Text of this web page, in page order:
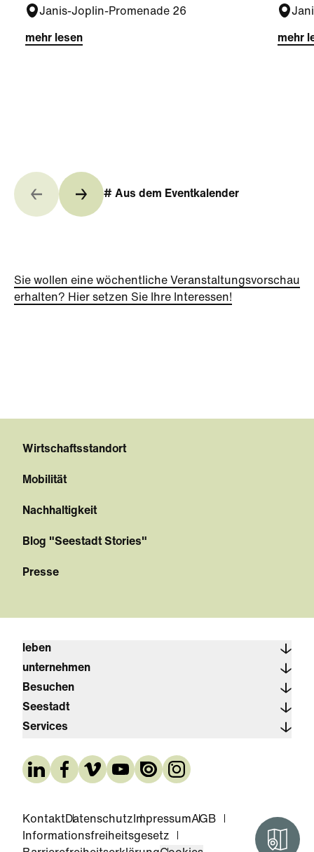
Janis-Joplin-Promenade 26
mehr lesen mehr
# Aus dem Eventkalender
Sie wollen eine wöchentliche Veranstaltungsvorschau
erhalten? Hier setzen Sie Ihre Interessen!
Wirtschaftsstandort
Mobilität
Nachhaltigkeit
Blog "Seestadt Stories"
Presse
leben
unternehmen
Besuchen
Seestadt
Services
KontaktDatenschutz ImpressumAGB
Informationsfreiheitsgesetz